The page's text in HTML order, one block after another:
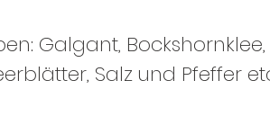
Galgant, Bockshornklee,
Salz und Pfeffer